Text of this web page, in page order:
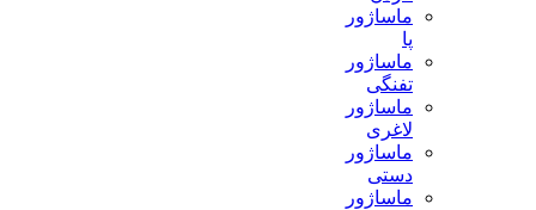
ماساژور
ماساژور
تفنگی
ماساژور
لاغری
ماساژور
دستی
ماساژور